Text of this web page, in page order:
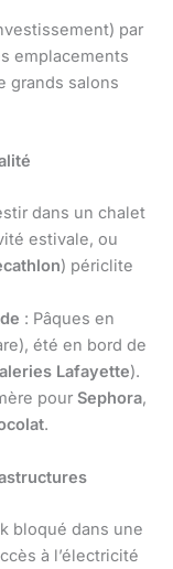
par
emplacements
grands salons
dans un chalet
estivale, ou
) périclite
: Pâques en
été en bord de
Lafayette).
pour Sephora,
.
bloqué dans une
à l’électricité